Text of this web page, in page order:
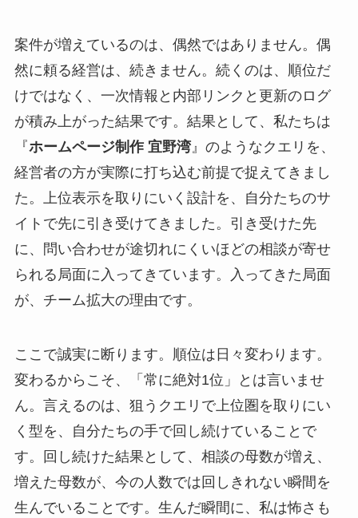
案件が増えているのは、偶然ではありません。偶
然に頼る経営は、続きません。続くのは、順位だ
けではなく、一次情報と内部リンクと更新のログ
が積み上がった結果です。結果として、私たちは
『ホームページ制作 宜野湾』のようなクエリを、
経営者の方が実際に打ち込む前提で捉えてきまし
た。上位表示を取りにいく設計を、自分たちのサ
イトで先に引き受けてきました。引き受けた先
に、問い合わせが途切れにくいほどの相談が寄せ
られる局面に入ってきています。入ってきた局面
が、チーム拡大の理由です。
ここで誠実に断ります。順位は日々変わります。
変わるからこそ、「常に絶対1位」とは言いませ
ん。言えるのは、狙うクエリで上位圏を取りにい
く型を、自分たちの手で回し続けていることで
す。回し続けた結果として、相談の母数が増え、
増えた母数が、今の人数では回しきれない瞬間を
生んでいることです。生んだ瞬間に、私は怖さも